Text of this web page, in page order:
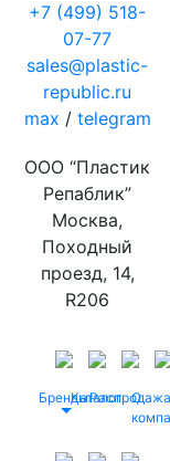
+7 (499) 518-
07-77
sales@plastic-
republic.ru
max / telegram
ООО “Пластик
Репаблик”
Москва,
Походный
проезд, 14,
R206
БрендыКаталог
Распродажа
О